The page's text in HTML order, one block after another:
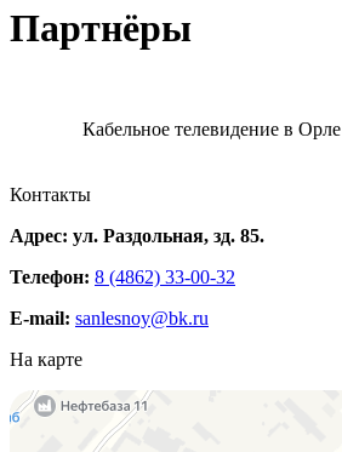
Партнёры
Кабельное телевидение в Орле
Контакты
Адрес: ул. Раздольная, зд. 85.
Телефон: 8 (4862) 33-00-32
E-mail: sanlesnoy@bk.ru
На карте